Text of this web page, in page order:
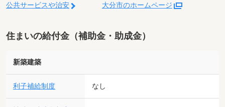
公共サービスや治安 大分市のホームページ
住まいの給付金（補助金・助成金）
新築建築
利子補給制度 なし